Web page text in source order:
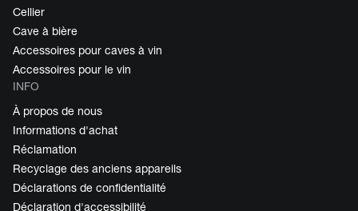
Cellier
Cave à bière
Accessoires pour caves à vin
Accessoires pour le vin
INFO
À propos de nous
Informations d'achat
Réclamation
Recyclage des anciens appareils
Déclarations de confidentialité
Déclaration d'accessibilité